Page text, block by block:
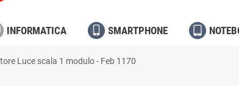
INFORMATICA SMARTPHONE
Luce scala 1 modulo - Feb 1170